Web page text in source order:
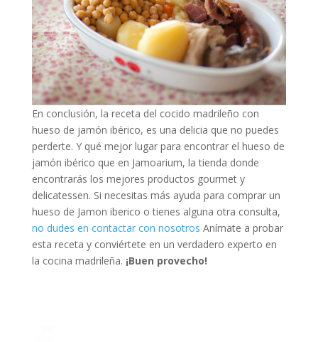
En conclusión, la receta del cocido madrileño con
hueso de jamón ibérico, es una delicia que no puedes
perderte. Y qué mejor lugar para encontrar el hueso de
jamón ibérico que en Jamoarium, la tienda donde
encontrarás los mejores productos gourmet y
delicatessen. Si necesitas más ayuda para comprar un
hueso de Jamon iberico o tienes alguna otra consulta,
no dudes en contactar con nosotros Anímate a probar
esta receta y conviértete en un verdadero experto en
la cocina madrileña. ¡Buen provecho!